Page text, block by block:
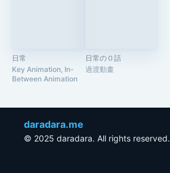
日常
Key Animation, In-
Between Animation
日常の０話
過渡動畫
daradara.me
© 2025 daradara. All rights reserved.